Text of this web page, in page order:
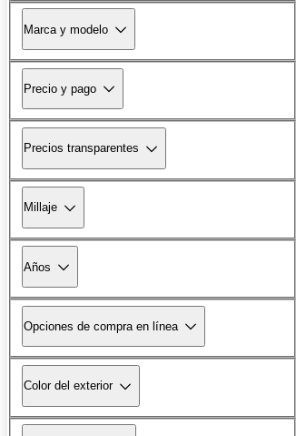
Marca y modelo
Precio y pago
Precios transparentes
Millaje
Años
Opciones de compra en línea
Color del exterior